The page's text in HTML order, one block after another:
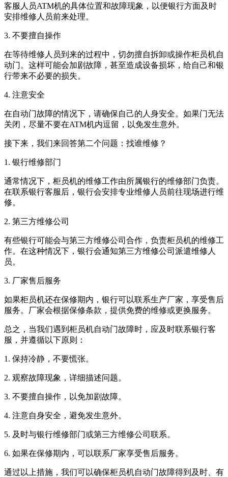
客服人员ATM机的具体位置和故障现象，以便银行方面及时
安排维修人员前来处理。
3. 不要擅自操作
在等待维修人员到来的过程中，切勿擅自拆卸或操作柜员机自
动门。这样可能会加剧故障，甚至造成设备损坏，给自己和银
行带来不必要的损失。
4. 注意安全
在自动门故障的情况下，请确保自己的人身安全。如果门无法
关闭，尽量不要在ATM机内逗留，以免发生意外。
接下来，我们来回答第二个问题：找谁维修？
1. 银行维修部门
通常情况下，柜员机的维修工作由所属银行的维修部门负责。
在联系银行客服后，银行会安排专业维修人员前往现场进行维
修。
2. 第三方维修公司
有些银行可能会与第三方维修公司合作，负责柜员机的维修工
作。在这种情况下，银行会通知第三方维修公司派遣维修人
员。
3. 厂家售后服务
如果柜员机还在保修期内，银行可以联系生产厂家，享受售后
服务。厂家会根据保修条款，提供免费的维修或更换服务。
总之，当我们遇到柜员机自动门故障时，应及时联系银行客
服，并遵循以下原则：
1. 保持冷静，不要慌张。
2. 观察故障现象，详细描述问题。
3. 不要擅自操作，以免加剧故障。
4. 注意自身安全，避免发生意外。
5. 及时与银行维修部门或第三方维修公司联系。
6. 如果在保修期内，可以联系厂家享受售后服务。
通过以上措施，我们可以确保柜员机自动门故障得到及时、有